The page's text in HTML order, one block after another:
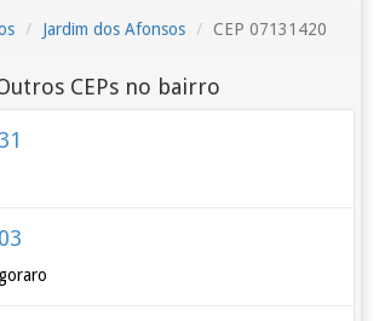
Jardim dos Afonsos CEP 07131420
CEPs no bairro